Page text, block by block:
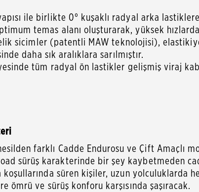
ile birlikte 0° kuşaklı radyal arka
temas alanı oluşturarak, yüksek
sicimler (patentli MAW teknolojisi),
daha sık aralıklara sarılmıştır.
tüm radyal ön lastikler gelişmiş viraj
farklı Cadde Endurosu ve Çift
sürüş karakterinde bir şey kaybetmeden
süren kişiler, uzun yolculuklarda
ömrü ve sürüş konforu karşısında şaşıracak.